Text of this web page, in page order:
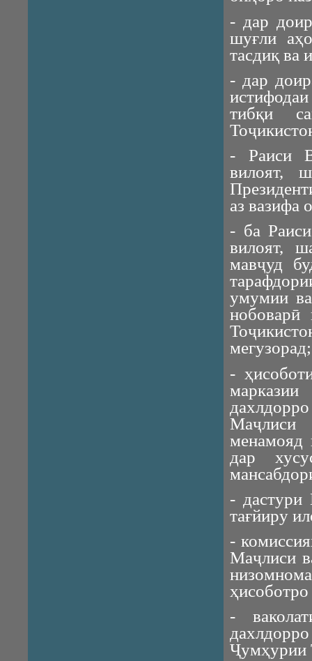
- дар
шуғли
тасдиқ ва
- дар
тибқи
- Раиси
вилоят,
аз вазифа
- ба
вилоят,
мавҷуд
умумии
мегузорад;
-
Маҷлиси
менамояд
дар
- дастури
тағйиру
-
Маҷлиси
-
Ҷумҳурии